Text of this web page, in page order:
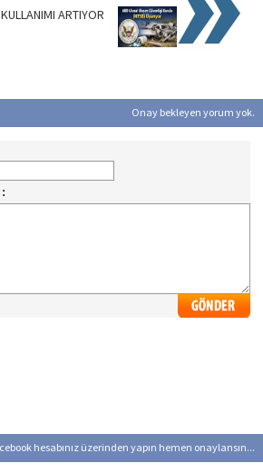
ARTIYOR
Onay bekleyen yorum yok.
hesabınız üzerinden yapın hemen onaylansın...